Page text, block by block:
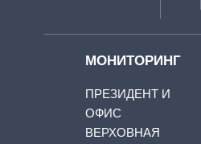
МОНИТОРИНГ
ПРЕЗИДЕНТ И
ОФИС
ВЕРХОВНАЯ